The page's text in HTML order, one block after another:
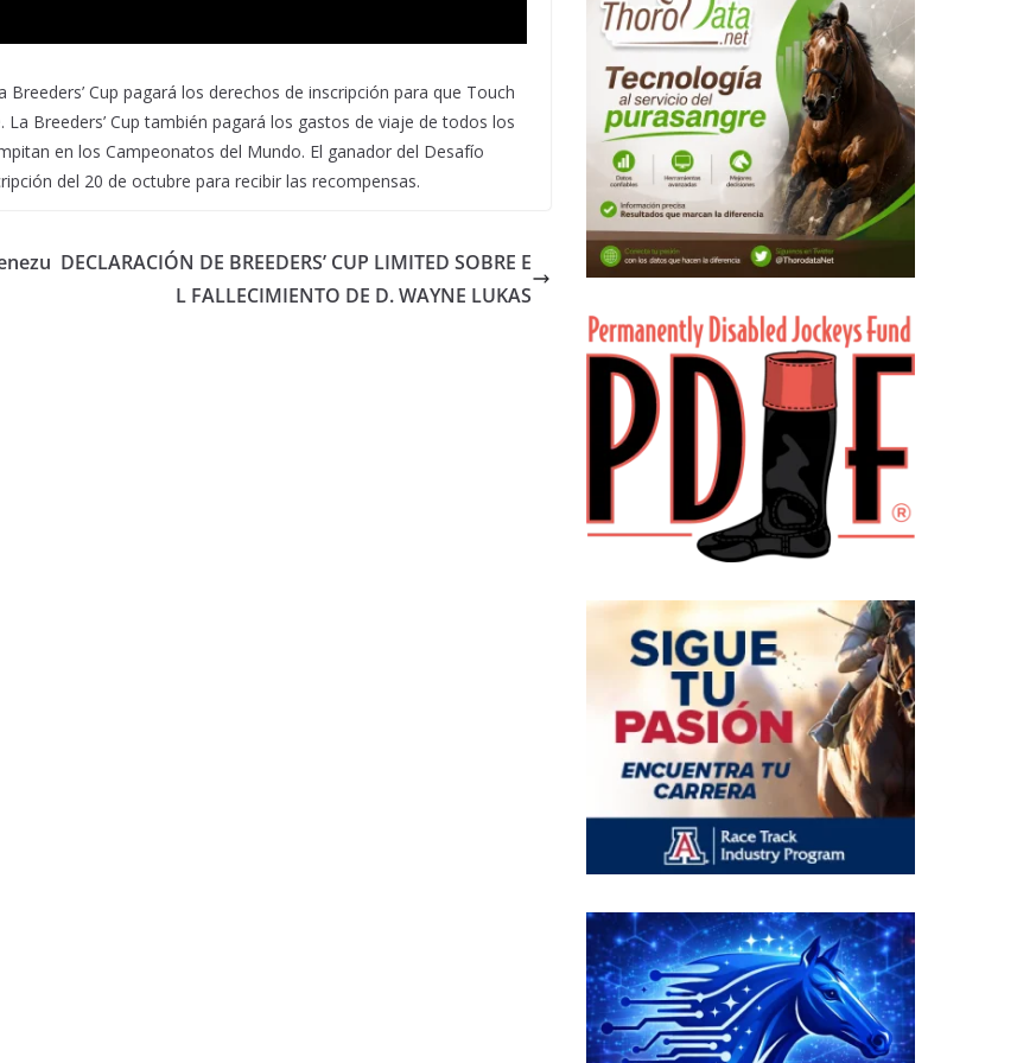
Cup pagará los derechos de inscripción para que Touch
Breeders’ Cup también pagará los gastos de viaje de todos los
en los Campeonatos del Mundo. El ganador del Desafío
del 20 de octubre para recibir las recompensas.
DECLARACIÓN DE BREEDERS’ CUP LIMITED SOBRE E
L FALLECIMIENTO DE D. WAYNE LUKAS